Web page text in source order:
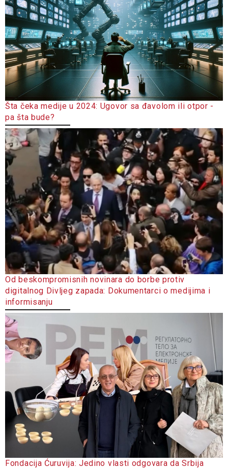
Šta čeka medije u 2024: Ugovor sa đavolom ili otpor -
pa šta bude?
Od beskompromisnih novinara do borbe protiv
digitalnog Divljeg zapada: Dokumentarci o medijima i
informisanju
Fondacija Ćuruvija: Jedino vlasti odgovara da Srbija